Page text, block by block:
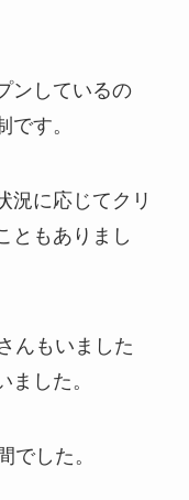
ンしているの
す。
況に応じてクリ
ともありまし
んもいました
ました。
でした。